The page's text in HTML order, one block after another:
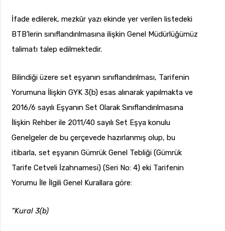
İfade edilerek, mezkûr yazı ekinde yer verilen listedeki
BTB’lerin sınıflandırılmasına ilişkin Genel Müdürlüğümüz
talimatı talep edilmektedir.
Bilindiği üzere set eşyanın sınıflandırılması, Tarifenin
Yorumuna İlişkin GYK 3(b) esas alınarak yapılmakta ve
2016/6 sayılı Eşyanın Set Olarak Sınıflandırılmasına
İlişkin Rehber ile 2011/40 sayılı Set Eşya konulu
Genelgeler de bu çerçevede hazırlanmış olup, bu
itibarla, set eşyanın Gümrük Genel Tebliği (Gümrük
Tarife Cetveli İzahnamesi) (Seri No: 4) eki Tarifenin
Yorumu İle İlgili Genel Kurallara göre:
“Kural 3(b)